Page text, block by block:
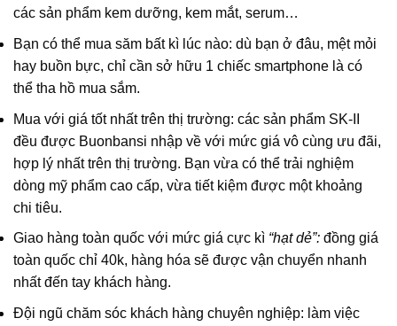
các sản phẩm kem dưỡng, kem mắt, serum…
Bạn có thể mua săm bất kì lúc nào: dù bạn ở đâu, mệt mỏi
hay buồn bực, chỉ cần sở hữu 1 chiếc smartphone là có
thể tha hồ mua sắm.
Mua với giá tốt nhất trên thị trường: các sản phẩm SK-II
đều được Buonbansi nhập về với mức giá vô cùng ưu đãi,
hợp lý nhất trên thị trường. Bạn vừa có thể trải nghiệm
dòng mỹ phẩm cao cấp, vừa tiết kiệm được một khoảng
chi tiêu.
Giao hàng toàn quốc với mức giá cực kì “hạt dẻ”: đồng giá
toàn quốc chỉ 40k, hàng hóa sẽ được vận chuyển nhanh
nhất đến tay khách hàng.
Đội ngũ chăm sóc khách hàng chuyên nghiệp: làm việc